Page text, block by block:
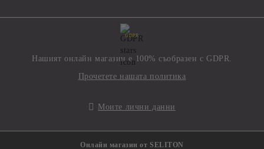
GDPR
Нашият онлайн магазин е 100% съобразен с GDPR.
Прочетете нашата политика
Моите лични данни
Онлайн магазин от SELITON